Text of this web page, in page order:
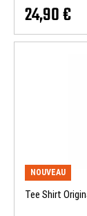
24,90 €
NOUVEAU
Tee Shirt